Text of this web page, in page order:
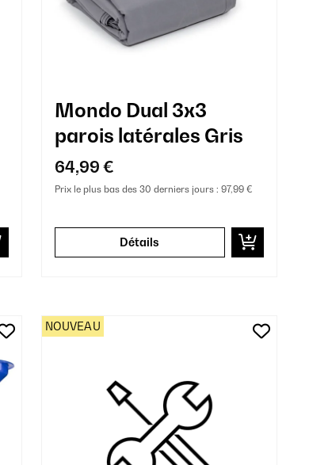
Mondo Dual 3x3
parois latérales Gris
64,99 €
Prix le plus bas des 30 derniers jours : 97,99 €
Détails
NOUVEAU